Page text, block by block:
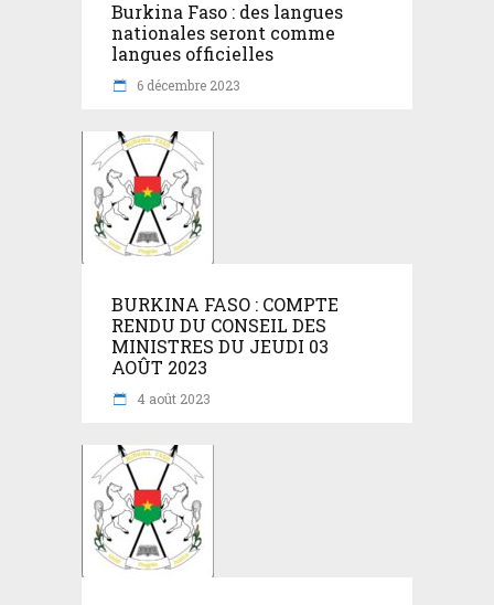
Burkina Faso : des langues
nationales seront comme
langues officielles
6 décembre 2023
BURKINA FASO : COMPTE
RENDU DU CONSEIL DES
MINISTRES DU JEUDI 03
AOÛT 2023
4 août 2023